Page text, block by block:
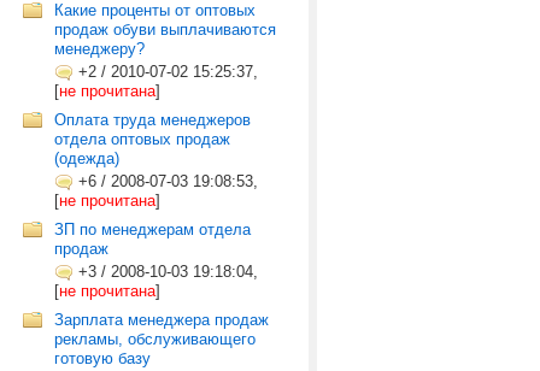
Какие проценты от оптовых
продаж обуви выплачиваются
менеджеру?
+2 / 2010-07-02 15:25:37,
[не прочитана]
Оплата труда менеджеров
отдела оптовых продаж
(одежда)
+6 / 2008-07-03 19:08:53,
[не прочитана]
ЗП по менеджерам отдела
продаж
+3 / 2008-10-03 19:18:04,
[не прочитана]
Зарплата менеджера продаж
рекламы, обслуживающего
готовую базу